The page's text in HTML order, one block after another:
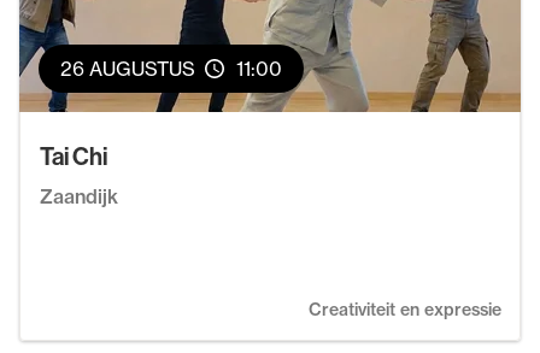
26 AUGUSTUS 11:00
Tai Chi
Zaandijk
Creativiteit en expressie